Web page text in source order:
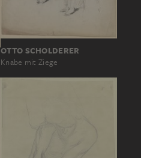
OTTO SCHOLDERER
Knabe mit Ziege